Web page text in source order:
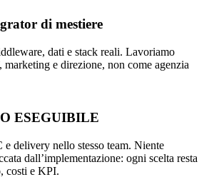
di mestiere
dati e stack reali. Lavoriamo
e direzione, non come agenzia
ESEGUIBILE
e delivery nello stesso team. Niente
dall’implementazione: ogni scelta resta
costi e KPI.